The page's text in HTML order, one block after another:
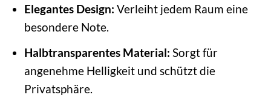
Elegantes Design: Verleiht jedem Raum eine
besondere Note.
Halbtransparentes Material: Sorgt für
angenehme Helligkeit und schützt die
Privatsphäre.